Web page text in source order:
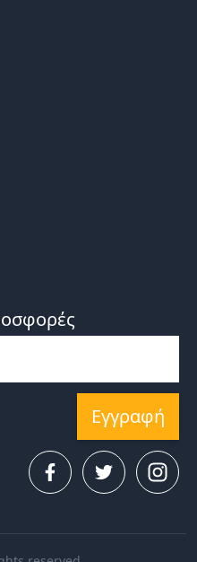
Εγγραφή